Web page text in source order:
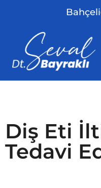
Diş Eti
Tedavi